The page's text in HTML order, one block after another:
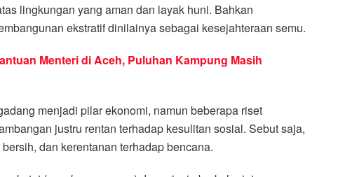
lingkungan yang aman dan layak huni. Bahkan
ekstratif dinilainya sebagai kesejahteraan semu.
Menteri di Aceh, Puluhan Kampung Masih
menjadi pilar ekonomi, namun beberapa riset
justru rentan terhadap kesulitan sosial. Sebut saja,
dan kerentanan terhadap bencana.